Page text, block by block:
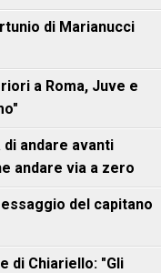
di Marianucci
a Roma, Juve e
di andare avanti
andare via a zero
del capitano
di Chiariello: "Gli